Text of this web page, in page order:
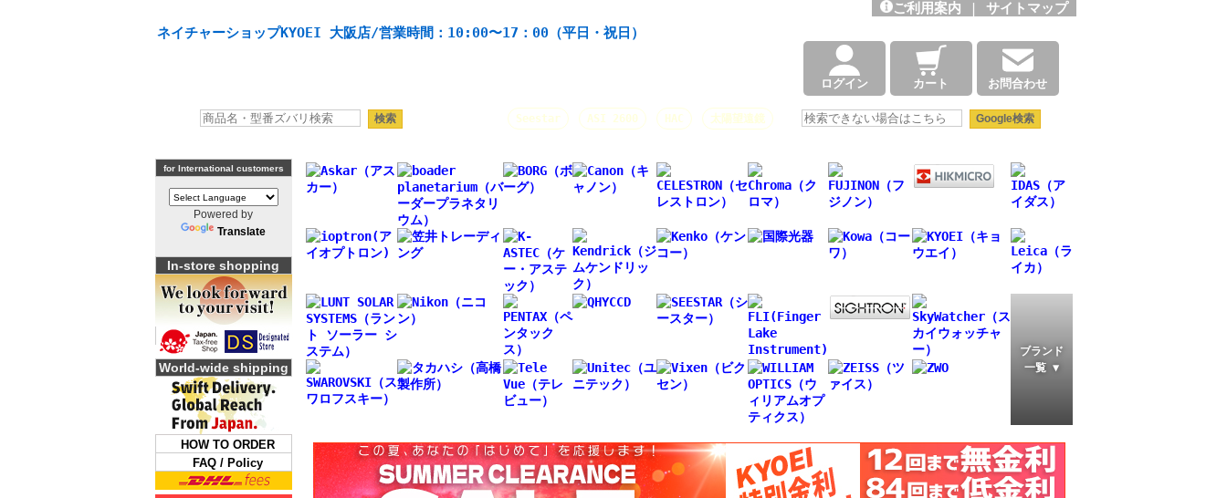
ネイチャーショップKYOEI 大阪店/営業時間：10:00〜17：00（平日・祝日）
ご利用案内 | サイトマップ
ログイン カート お問合わせ
Seestar ASI 2600 HAC 太陽望遠鏡
for International customers
Powered by
Translate
In-store shopping
World-wide shipping
HOW TO ORDER
FAQ / Policy
ブランド
一覧 ▼